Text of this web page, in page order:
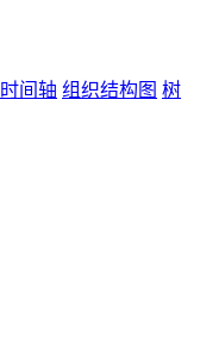
时间轴 组织结构图 树